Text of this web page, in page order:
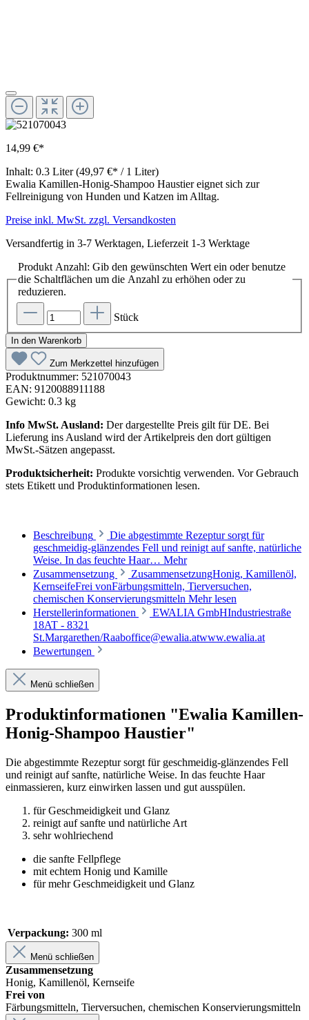
14,99 €*
Inhalt: 0.3 Liter(49,97 €* / 1 Liter)
Ewalia Kamillen-Honig-Shampoo Haustier eignet sich zur
Fellreinigung von Hunden und Katzen im Alltag.
Preise inkl. MwSt. zzgl. Versandkosten
Versandfertig in 3-7 Werktagen, Lieferzeit 1-3 Werktage
Produkt Anzahl: Gib den gewünschten Wert ein oder benutze
die Schaltflächen um die Anzahl zu erhöhen oder zu
reduzieren.
Stück
In den Warenkorb
Zum Merkzettel hinzufügen
Produktnummer: 521070043
EAN: 9120088911188
Gewicht: 0.3 kg
Info MwSt. Ausland: Der dargestellte Preis gilt für DE. Bei
Lieferung ins Ausland wird der Artikelpreis den dort gültigen
MwSt.-Sätzen angepasst.
Produktsicherheit: Produkte vorsichtig verwenden. Vor Gebrauch
stets Etikett und Produktinformationen lesen.
Beschreibung
Die abgestimmte Rezeptur sorgt für
geschmeidig-glänzendes Fell und reinigt auf sanfte, natürliche
Weise. In das feuchte Haar… Mehr
Zusammensetzung
ZusammensetzungHonig, Kamillenöl,
KernseifeFrei vonFärbungsmitteln, Tierversuchen,
chemischen Konservierungsmitteln Mehr lesen
Herstellerinformationen
EWALIA GmbHIndustriestraße
18AT - 8321
St.Margarethen/Raaboffice@ewalia.atwww.ewalia.at
Bewertungen
Menü schließen
Produktinformationen "Ewalia Kamillen-
Honig-Shampoo Haustier"
Die abgestimmte Rezeptur sorgt für geschmeidig-glänzendes Fell
und reinigt auf sanfte, natürliche Weise. In das feuchte Haar
einmassieren, kurz einwirken lassen und gut ausspülen.
für Geschmeidigkeit und Glanz
reinigt auf sanfte und natürliche Art
sehr wohlriechend
die sanfte Fellpflege
mit echtem Honig und Kamille
für mehr Geschmeidigkeit und Glanz
Verpackung: 300 ml
Menü schließen
Zusammensetzung
Honig, Kamillenöl, Kernseife
Frei von
Färbungsmitteln, Tierversuchen, chemischen Konservierungsmitteln